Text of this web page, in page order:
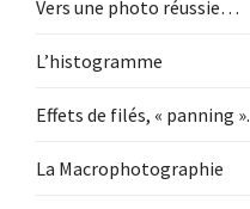
Vers une photo réussie…
L’histogramme
Effets de filés, « panning ».
La Macrophotographie